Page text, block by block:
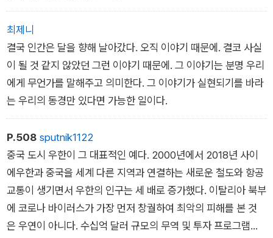
최제니
결국 인간은 달을 향해 날아갔다. 오직 이야기 때문에. 결코 사실
이 될 것 같지 않았던 그런 이야기 때문에. 그 이야기는 분명 우리
에게 무언가를 말해주고 의미한다. 그 이야기가 실현되기를 바라
는 우리의 동경만 있다면 가능한 일이다.
P.508 sputnik1122
중국 도시 우한이 그 대표적인 예다. 2000년에서 2018년 사이
에우한과 중국을 세계 다른 지역과 연결하는 새로운 철도와 항공
교통이 생기면서 우한의 인구는 세 배로 증가했다. 이탈리아 북부
에 코로나 바이러스가 가장 먼저 창궐하여 최악의 피해를 본 것
은 우연이 아니다. 수십억 달러 규모의 무역 및 투자 프로그램으